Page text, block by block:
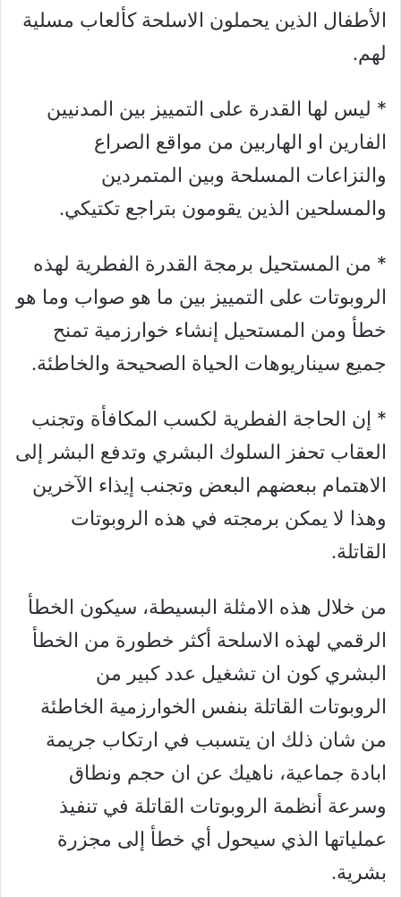
الأطفال الذين يحملون الاسلحة كألعاب مسلية
لهم.
* ليس لها القدرة على التمييز بين المدنيين
الفارين او الهاربين من مواقع الصراع
والنزاعات المسلحة وبين المتمردين
والمسلحين الذين يقومون بتراجع تكتيكي.
* من المستحيل برمجة القدرة الفطرية لهذه
الروبوتات على التمييز بين ما هو صواب وما هو
خطأ ومن المستحيل إنشاء خوارزمية تمنح
جميع سيناريوهات الحياة الصحيحة والخاطئة.
* إن الحاجة الفطرية لكسب المكافأة وتجنب
العقاب تحفز السلوك البشري وتدفع البشر إلى
الاهتمام ببعضهم البعض وتجنب إيذاء الآخرين
وهذا لا يمكن برمجته في هذه الروبوتات
القاتلة.
من خلال هذه الامثلة البسيطة، سيكون الخطأ
الرقمي لهذه الاسلحة أكثر خطورة من الخطأ
البشري كون ان تشغيل عدد كبير من
الروبوتات القاتلة بنفس الخوارزمية الخاطئة
من شان ذلك ان يتسبب في ارتكاب جريمة
ابادة جماعية، ناهيك عن ان حجم ونطاق
وسرعة أنظمة الروبوتات القاتلة في تنفيذ
عملياتها الذي سيحول أي خطأ إلى مجزرة
بشرية.